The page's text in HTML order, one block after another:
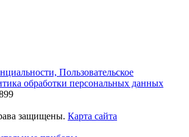
Пользовательское
обработки персональных данных
защищены. Карта сайта